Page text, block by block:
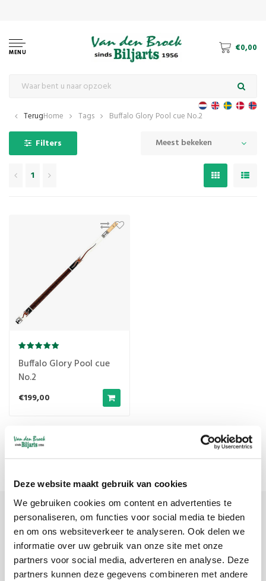
Deze website maakt gebruik van cookies
We gebruiken cookies om content en advertenties te
personaliseren, om functies voor social media te bieden
en om ons websiteverkeer te analyseren. Ook delen we
informatie over uw gebruik van onze site met onze
partners voor social media, adverteren en analyse. Deze
partners kunnen deze gegevens combineren met andere
MENU €0,00
TerugHome Tags Buffalo Glory Pool cue No.2
Filters Meest bekeken
1
Buffalo Glory Pool cue
No.2
€199,00
Meest bekeken 1
Meld je aan voor onze nieuwsbrief
Ontvang de laatste updates, nieuws en aanbiedingen via email